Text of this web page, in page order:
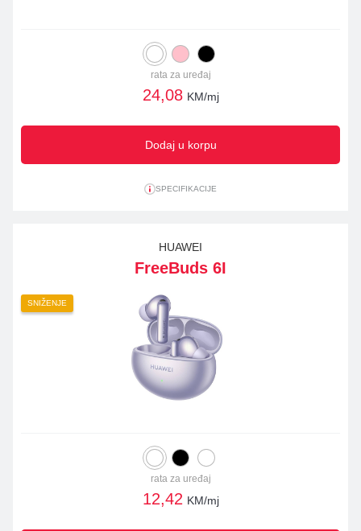
rata za uređaj
24,08 KM/mj
Dodaj u korpu
SPECIFIKACIJE
HUAWEI
FreeBuds 6I
SNIŽENJE
rata za uređaj
12,42 KM/mj